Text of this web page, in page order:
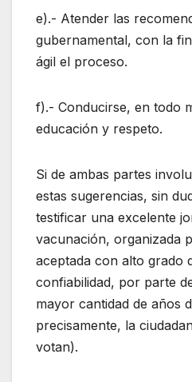
e).- Atender las
gubernamental, con la
ágil el proceso.
f).- Conducirse, en todo
educación y respeto.
Si de ambas partes
estas sugerencias, sin
testificar una excelente
vacunación, organizada
aceptada con alto grado
confiabilidad, por parte
mayor cantidad de años
precisamente, la
votan).